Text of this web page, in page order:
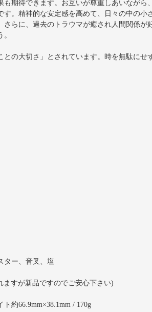
期待できます。お互いが尊重しあいながら
。精神的な安定感を高めて、日々の中の小
らに、過去のトラウマが癒され人間関係が
の大切さ」とされています。時を無駄にせ
ター、音叉、塩
すが新品ですのでご安心下さい)
約66.9mm×38.1mm / 170g